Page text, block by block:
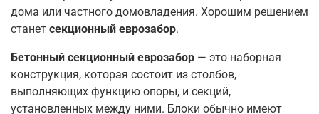
дома или частного домовладения. Хорошим решением
станет секционный еврозабор.
Бетонный секционный еврозабор — это наборная
конструкция, которая состоит из столбов,
выполняющих функцию опоры, и секций,
установленных между ними. Блоки обычно имеют